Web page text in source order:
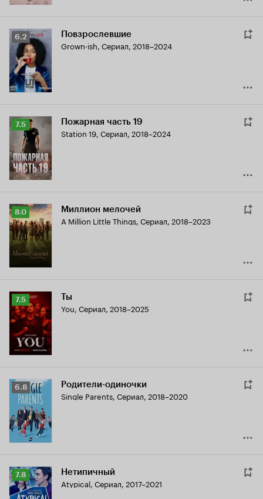
Рейтинг
Кинопоиска
6.2
6.2 Повзрослевшие
Grown·ish, Сериал, 2018–2024
Рейтинг
Кинопоиска
7.5
7.5 Пожарная часть 19
Station 19, Сериал, 2018–2024
Рейтинг
Кинопоиска
8.0
8.0 Миллион мелочей
A Million Little Things, Сериал, 2018–2023
Рейтинг
Кинопоиска
7.5
7.5 Ты
You, Сериал, 2018–2025
Рейтинг
Кинопоиска
6.8
6.8 Родители-одиночки
Single Parents, Сериал, 2018–2020
Рейтинг
Кинопоиска
7.8 Нетипичный
Atypical, Сериал, 2017–2021